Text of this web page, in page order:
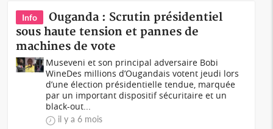
Info
Ouganda : Scrutin présidentiel
sous haute tension et pannes de
machines de vote
Museveni et son principal adversaire Bobi
WineDes millions d’Ougandais votent jeudi lors
d’une élection présidentielle tendue, marquée
par un important dispositif sécuritaire et un
black-out...
il y a 6 mois